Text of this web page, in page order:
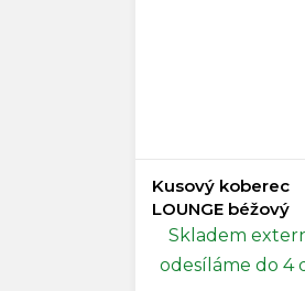
Kusový koberec
LOUNGE béžový
Skladem
odesíláme do 4